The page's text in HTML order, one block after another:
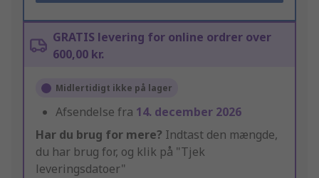
GRATIS levering for online ordrer over
600,00 kr.
Midlertidigt ikke på lager
Afsendelse fra 14. december 2026
Har du brug for mere? Indtast den mængde,
du har brug for, og klik på "Tjek
leveringsdatoer"